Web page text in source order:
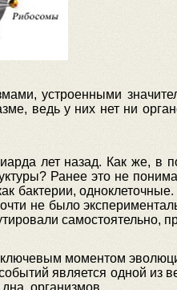
устроенными
ведь у них нет ни
лет назад. Как же, в
Ранее это не
бактерии,
не было
самостоятельно,
ключевым моментом
является одной из
организмов.